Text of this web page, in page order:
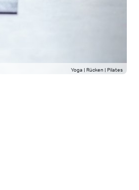
Yoga | Rücken | Pilates